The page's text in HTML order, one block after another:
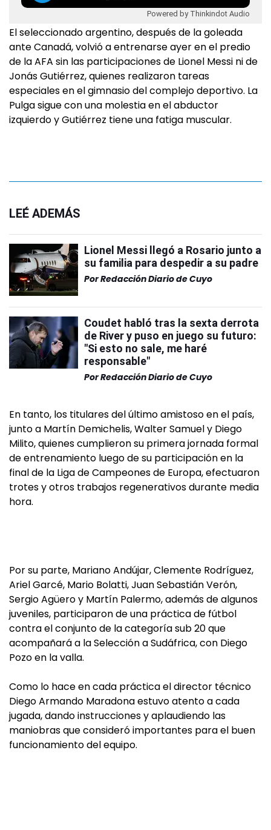
Powered by Thinkindot Audio
El seleccionado argentino, después de la goleada
ante Canadá, volvió a entrenarse ayer en el predio
de la AFA sin las participaciones de Lionel Messi ni de
Jonás Gutiérrez, quienes realizaron tareas
especiales en el gimnasio del complejo deportivo. La
Pulga sigue con una molestia en el abductor
izquierdo y Gutiérrez tiene una fatiga muscular.
LEÉ ADEMÁS
Lionel Messi llegó a Rosario junto a
su familia para despedir a su padre
PorRedacción Diario de Cuyo
Coudet habló tras la sexta derrota
de River y puso en juego su futuro:
"Si esto no sale, me haré
responsable"
PorRedacción Diario de Cuyo
En tanto, los titulares del último amistoso en el país,
junto a Martín Demichelis, Walter Samuel y Diego
Milito, quienes cumplieron su primera jornada formal
de entrenamiento luego de su participación en la
final de la Liga de Campeones de Europa, efectuaron
trotes y otros trabajos regenerativos durante media
hora.
Por su parte, Mariano Andújar, Clemente Rodríguez,
Ariel Garcé, Mario Bolatti, Juan Sebastián Verón,
Sergio Agüero y Martín Palermo, además de algunos
juveniles, participaron de una práctica de fútbol
contra el conjunto de la categoría sub 20 que
acompañará a la Selección a Sudáfrica, con Diego
Pozo en la valla.
Como lo hace en cada práctica el director técnico
Diego Armando Maradona estuvo atento a cada
jugada, dando instrucciones y aplaudiendo las
maniobras que consideró importantes para el buen
funcionamiento del equipo.